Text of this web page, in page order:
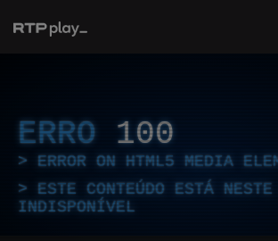
ERRO 100
ERROR ON HTML5 MEDIA
ESTE CONTEÚDO ESTÁ NESTE
INDISPONÍVEL